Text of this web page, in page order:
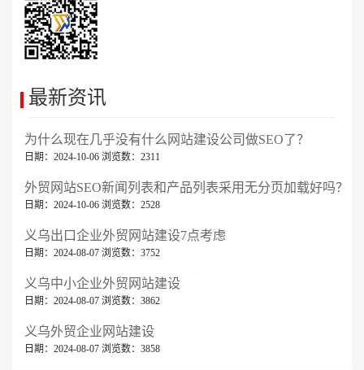
最新资讯
为什么现在几乎没有什么网站建设公司做SEO了？
日期：2024-10-06 浏览数：2311
外贸网站SEO新闻列表和产品列表采用无分页加载好吗？
日期：2024-10-06 浏览数：2528
义乌出口企业外贸网站建设7点考虑
日期：2024-08-07 浏览数：3752
义乌中小企业外贸网站建设
日期：2024-08-07 浏览数：3862
义乌外贸企业网站建设
日期：2024-08-07 浏览数：3858